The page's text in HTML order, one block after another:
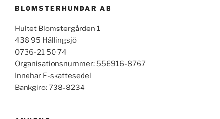
BLOMSTERHUNDAR AB
Hultet Blomstergården 1
438 95 Hällingsjö
0736-21 50 74
Organisationsnummer: 556916-8767
Innehar F-skattesedel
Bankgiro: 738-8234